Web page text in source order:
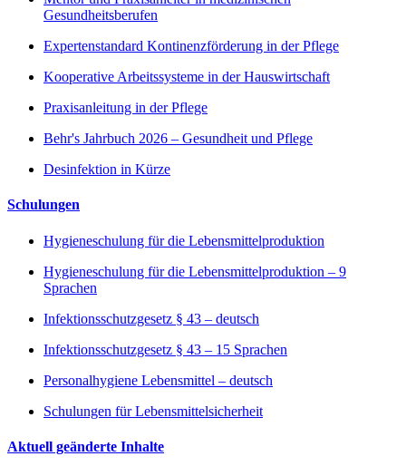
Gesundheitsberufen
Expertenstandard Kontinenzförderung in der Pflege
Kooperative Arbeitssysteme in der Hauswirtschaft
Praxisanleitung in der Pflege
Behr's Jahrbuch 2026 – Gesundheit und Pflege
Desinfektion in Kürze
Schulungen
Hygieneschulung für die Lebensmittelproduktion
Hygieneschulung für die Lebensmittelproduktion – 9
Sprachen
Infektionsschutzgesetz § 43 – deutsch
Infektionsschutzgesetz § 43 – 15 Sprachen
Personalhygiene Lebensmittel – deutsch
Schulungen für Lebensmittelsicherheit
Aktuell geänderte Inhalte